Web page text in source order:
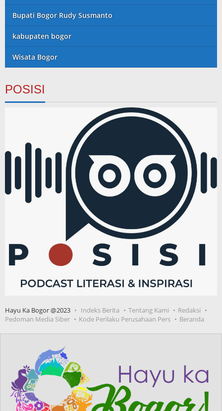
Bupati Bogor Rudy Susmanto
kabupaten bogor
Wisata Bogor
POSISI
Hayu Ka Bogor @2023 Indeks Berita Tentang Kami
Redaksi
Pedoman Media Siber
Kode Perilaku Perusahaan Pers Beranda